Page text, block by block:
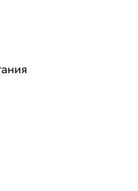
вентиляция
вентиляция
вентиляция
и обогрев
и обогрев
вентиляция